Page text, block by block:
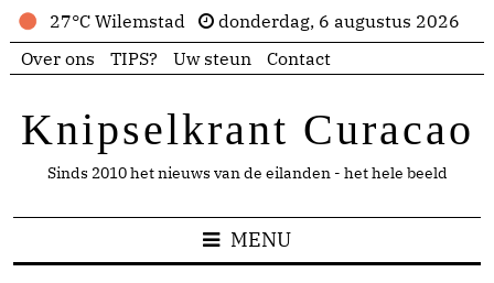
27°C Wilemstad
donderdag, 6 augustus 2026
Over ons
TIPS? Uw steun Contact
Knipselkrant Curacao
Sinds 2010 het nieuws van de eilanden - het hele beeld
MENU